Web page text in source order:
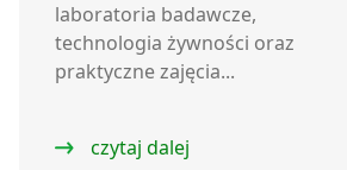
laboratoria badawcze,
technologia żywności oraz
praktyczne zajęcia...
czytaj dalej